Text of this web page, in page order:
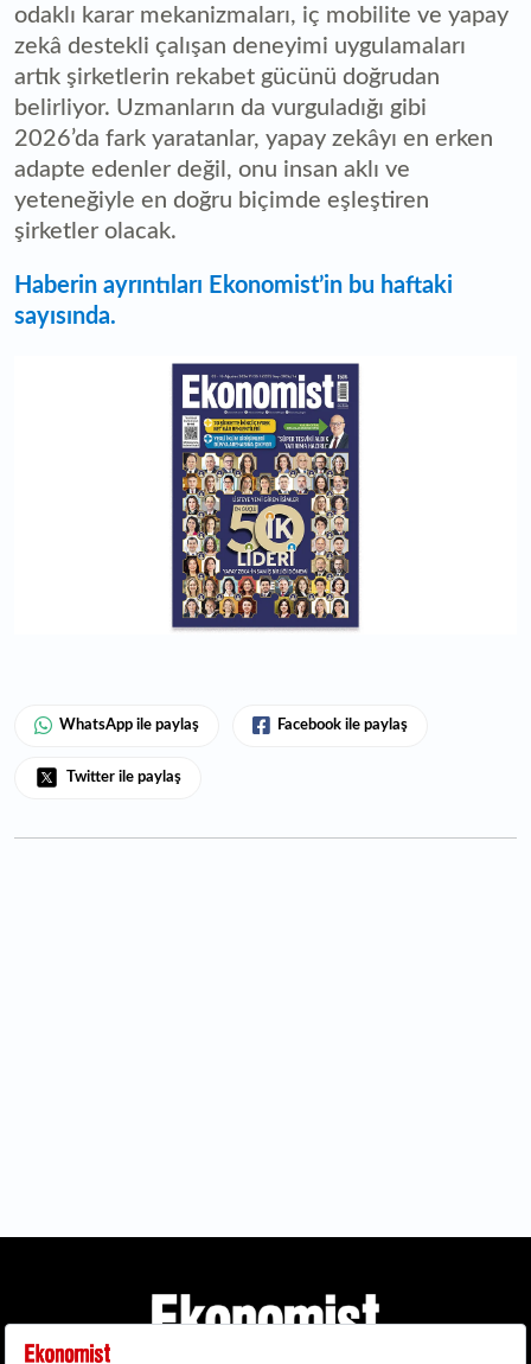
odaklı karar mekanizmaları, iç mobilite ve yapay
zekâ destekli çalışan deneyimi uygulamaları
artık şirketlerin rekabet gücünü doğrudan
belirliyor. Uzmanların da vurguladığı gibi
2026’da fark yaratanlar, yapay zekâyı en erken
adapte edenler değil, onu insan aklı ve
yeteneğiyle en doğru biçimde eşleştiren
şirketler olacak.
Haberin ayrıntıları Ekonomist’in bu haftaki
sayısında.
WhatsApp ile paylaş Facebook ile paylaş
Twitter ile paylaş